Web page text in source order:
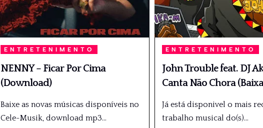
ENTRETENIMENTO
NENNY – Ficar Por Cima
(Download)
Baixe as novas músicas disponíveis no
Cele-Musik, download mp3…
ENTRETENIMENTO
John Trouble feat. DJ
Canta Não Chora
Já está disponivel o mais
trabalho musical do(s)…